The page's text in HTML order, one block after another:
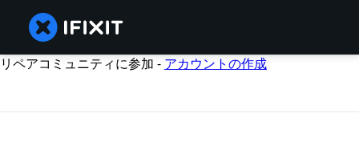
リペアコミュニティに参加 - アカウントの作成